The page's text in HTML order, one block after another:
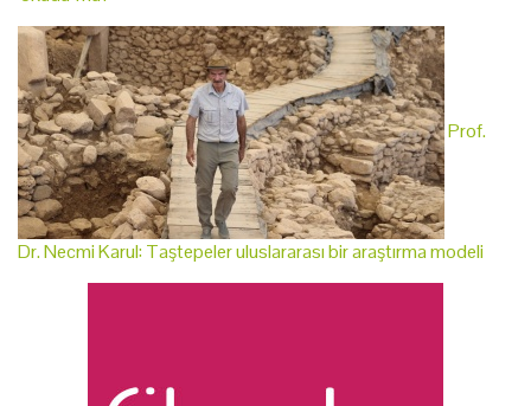
Prof.
Dr. Necmi Karul: Taştepeler uluslararası bir araştırma modeli